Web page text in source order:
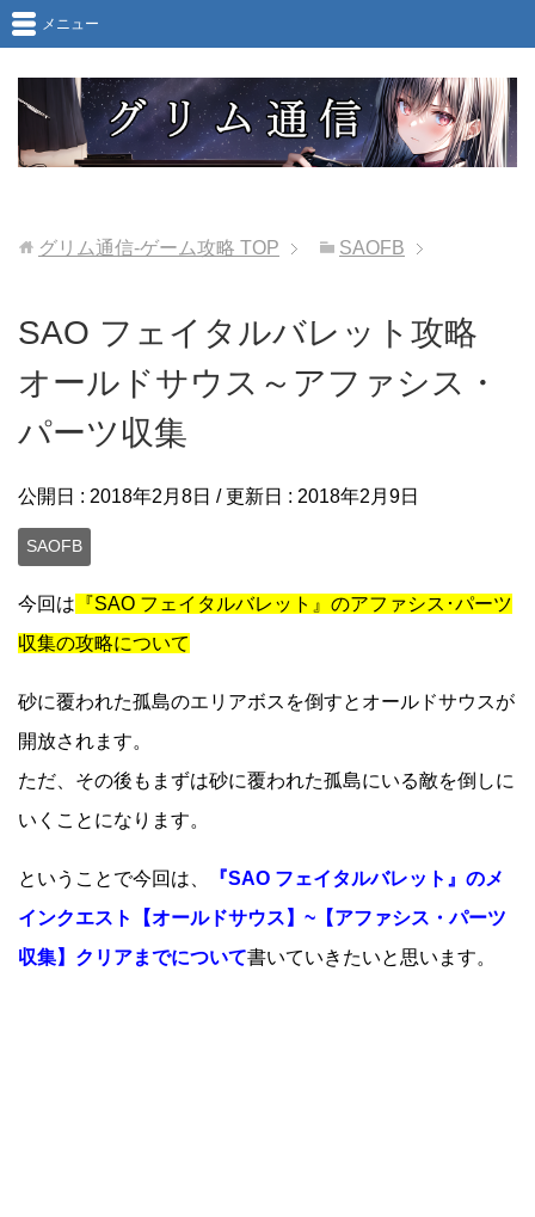
メニュー
グリム通信-ゲーム攻略 TOP SAOFB
SAO フェイタルバレット攻略
オールドサウス～アファシス・
パーツ収集
公開日 : 2018年2月8日 / 更新日 : 2018年2月9日
SAOFB
今回は 『SAO フェイタルバレット』のアファシス･パーツ
収集の攻略について
砂に覆われた孤島のエリアボスを倒すとオールドサウスが
開放されます。
ただ、その後もまずは砂に覆われた孤島にいる敵を倒しに
いくことになります。
ということで今回は、
『SAO フェイタルバレット』のメ
インクエスト【オールドサウス】~【アファシス・パーツ
収集】クリアまでについて書いていきたいと思います。